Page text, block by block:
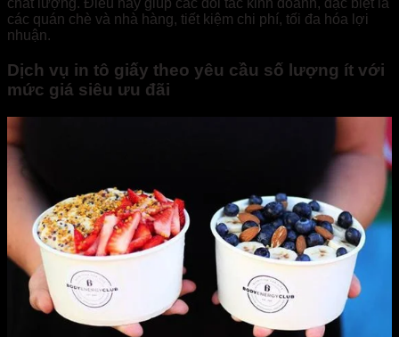
chất lượng. Điều này giúp các đối tác kinh doanh, đặc biệt là
các quán chè và nhà hàng, tiết kiệm chi phí, tối đa hóa lợi
nhuận.
Dịch vụ in tô giấy theo yêu cầu số lượng ít với
mức giá siêu ưu đãi